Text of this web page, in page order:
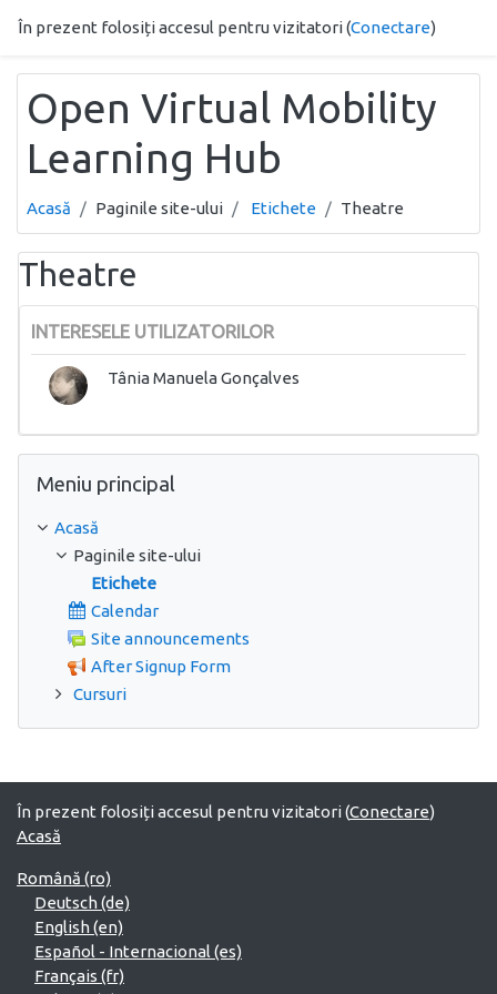
În prezent folosiți accesul pentru vizitatori (Conectare)
Open Virtual Mobility
Learning Hub
Acasă Paginile site-ului Etichete Theatre
Theatre
INTERESELE UTILIZATORILOR
Tânia Manuela Gonçalves
Meniu principal
Acasă
Paginile site-ului
Etichete
Calendar
Site announcements
After Signup Form
Cursuri
În prezent folosiți accesul pentru vizitatori (Conectare)
Acasă
Română ‎(ro)‎
Deutsch ‎(de)‎
English ‎(en)‎
Español - Internacional ‎(es)‎
Français ‎(fr)‎